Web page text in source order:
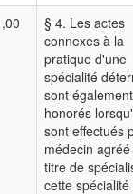
§ 4. Les actes
connexes à la
pratique d'une
spécialité
sont également
honorés
sont effectués
médecin
titre de
cette